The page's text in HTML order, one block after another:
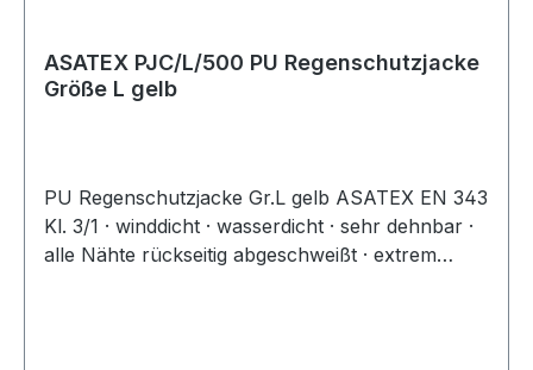
ASATEX PJC/L/500 PU Regenschutzjacke
Größe L gelb
PU Regenschutzjacke Gr.L gelb ASATEX EN 343
Kl. 3/1 · winddicht · wasserdicht · sehr dehnbar ·
alle Nähte rückseitig abgeschweißt · extrem